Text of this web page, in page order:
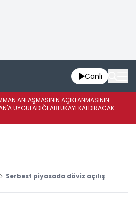
Canlı
ANLAŞMASININ AÇIKLANMASININ
UYGULADIĞI ABLUKAYI KALDIRACAK -
Serbest piyasada döviz açılış